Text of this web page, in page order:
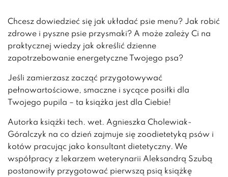
Chcesz dowiedzieć się jak układać psie menu? Jak robić
zdrowe i pyszne psie przysmaki? A może zależy Ci na
praktycznej wiedzy jak określić dzienne
zapotrzebowanie energetyczne Twojego psa?
Jeśli zamierzasz zacząć przygotowywać
pełnowartościowe, smaczne i sycące posiłki dla
Twojego pupila – ta książka jest dla Ciebie!
Autorka książki tech. wet. Agnieszka Cholewiak-
Góralczyk na co dzień zajmuje się zoodietetyką psów i
kotów pracując jako konsultant dietetyczny. We
współpracy z lekarzem weterynarii Aleksandrą Szubą
postanowiły przygotować pierwszą psią książkę